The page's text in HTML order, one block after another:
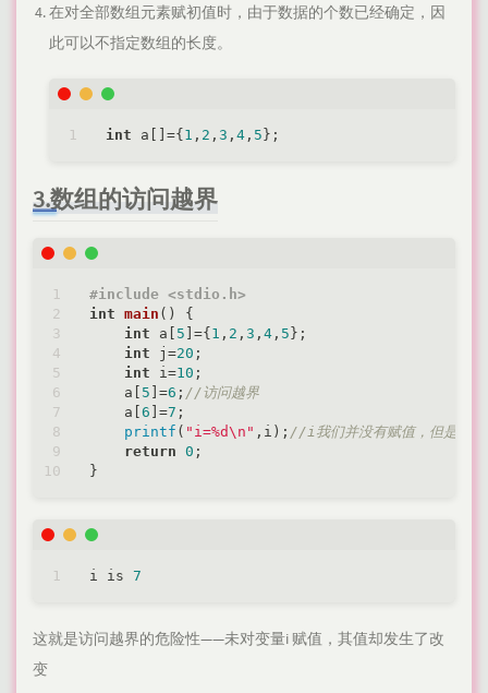
在对全部数组元素赋初值时，由于数据的个数已经确定，因
此可以不指定数组的长度。
int a[]={ 1 , 2 , 3 , 4 , 5
3.数组的访问越界
#include <stdio.h>
int main ()
{
int a[ 5 ]={ 1 , 2 , 3 , 4 , 5 };
int j=20 ;
int i=10 ;
    a[
5 ]=6 ; //访问越界
    a[
6 ]=7 ;
printf ( "i=%d\n" ,i); //i我们并没有赋值，但是值却
return 0 ;
i is 7
这就是访问越界的危险性——未对变量i 赋值，其值却发生了改
变